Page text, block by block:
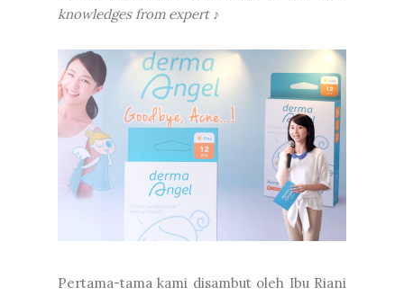
knowledges from expert♪
Pertama-tama kami disambut oleh Ibu Riani